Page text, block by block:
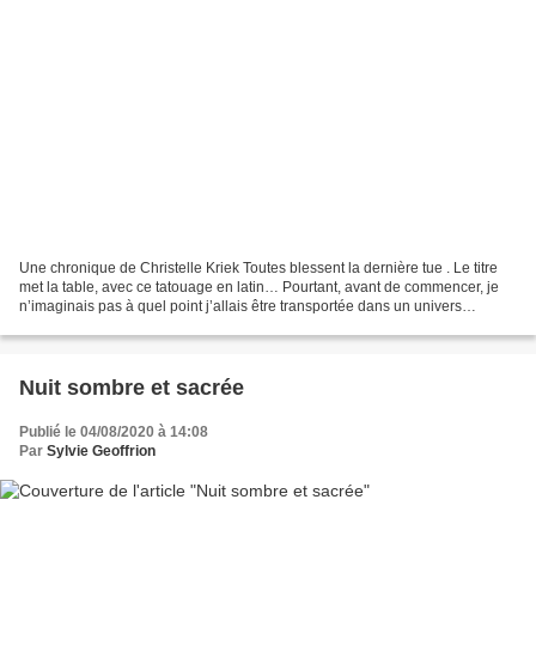
Une chronique de Christelle Kriek Toutes blessent la dernière tue . Le titre
met la table, avec ce tatouage en latin… Pourtant, avant de commencer, je
n’imaginais pas à quel point j’allais être transportée dans un univers
Nuit sombre et sacrée
Publié le 04/08/2020 à 14:08
Par Sylvie Geoffrion